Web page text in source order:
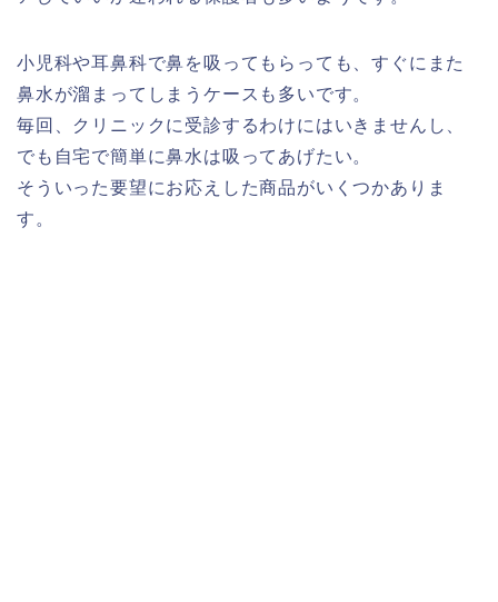
小児科や耳鼻科で鼻を吸ってもらっても、すぐにまた
鼻水が溜まってしまうケースも多いです。
毎回、クリニックに受診するわけにはいきませんし、
でも自宅で簡単に鼻水は吸ってあげたい。
そういった要望にお応えした商品がいくつかありま
す。